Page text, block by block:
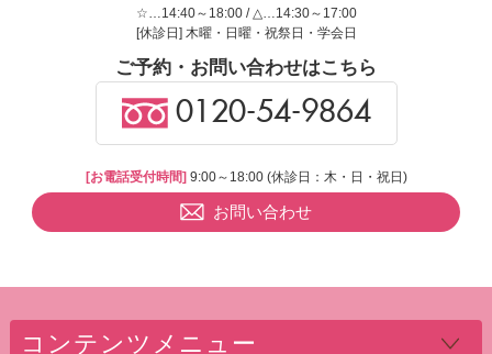
☆…14:40～18:00 / △…14:30～17:00
[休診日] 木曜・日曜・祝祭日・学会日
ご予約・お問い合わせはこちら
0120-54-9864
[お電話受付時間] 9:00～18:00 (休診日：木・日・祝日)
お問い合わせ
コンテンツメニュー